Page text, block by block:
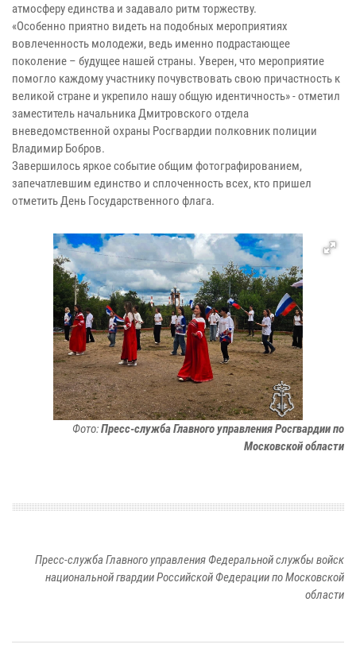
атмосферу единства и задавало ритм торжеству.
«Особенно приятно видеть на подобных мероприятиях
вовлеченность молодежи, ведь именно подрастающее
поколение – будущее нашей страны. Уверен, что мероприятие
помогло каждому участнику почувствовать свою причастность к
великой стране и укрепило нашу общую идентичность» - отметил
заместитель начальника Дмитровского отдела
вневедомственной охраны Росгвардии полковник полиции
Владимир Бобров.
Завершилось яркое событие общим фотографированием,
запечатлевшим единство и сплоченность всех, кто пришел
отметить День Государственного флага.
Фото:Пресс-служба Главного управления Росгвардии по
Московской области
Пресс-служба Главного управления Федеральной службы войск
национальной гвардии Российской Федерации по Московской
области